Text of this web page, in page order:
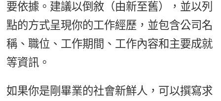
要依據。建議以倒敘（由新至舊），並以列
點的方式呈現你的工作經歷，並包含公司名
稱、職位、工作期間、工作內容和主要成就
等資訊。
如果你是剛畢業的社會新鮮人，可以撰寫求